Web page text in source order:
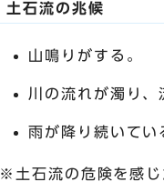
土石流の兆候
山鳴りがする。
川の流れが濁り、
雨が降り続いてい
※土石流の危険を感じ